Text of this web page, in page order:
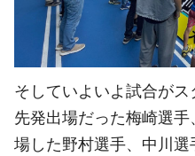
そしていよいよ試合がス
先発出場だった梅崎選
場した野村選手、中川